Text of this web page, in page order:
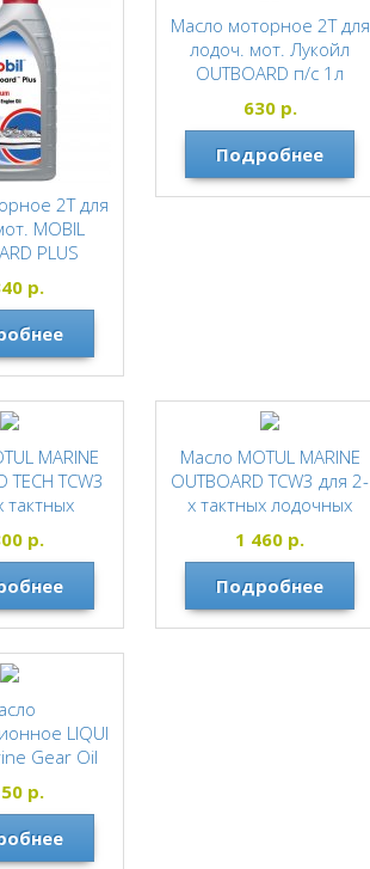
2Т для
MOBIL
PLUS
мин. 1л
р.
Масло моторное 2Т для
лодоч. мот. Лукойл
OUTBOARD п/с 1л
1670488
Лукойл
630р.
Подробнее
MARINE
TECH TCW3
тактных
1л
р.
Масло MOTUL MARINE
OUTBOARD TCW3 для 2-
х тактных лодочных
моторов 1л
MOTUL
1 460 р.
Подробнее
LIQUI
Gear Oil
GL-4/GL-5
р.